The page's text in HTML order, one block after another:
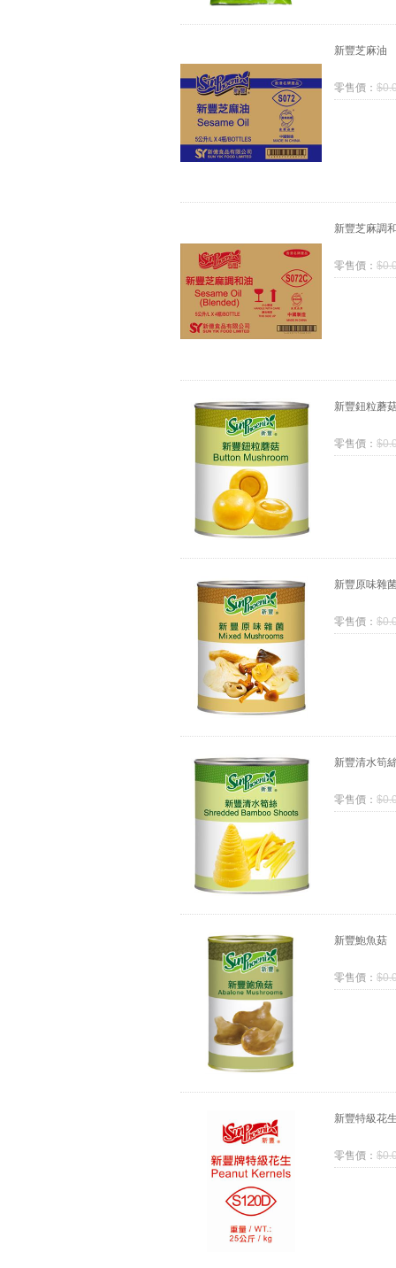
新豐芝麻油
零售價： $
新豐芝麻調
零售價： $
新豐鈕粒蘑
零售價： $
新豐原味雜
零售價： $
新豐清水筍
零售價： $
新豐鮑魚菇
零售價： $
新豐特級花
零售價： $